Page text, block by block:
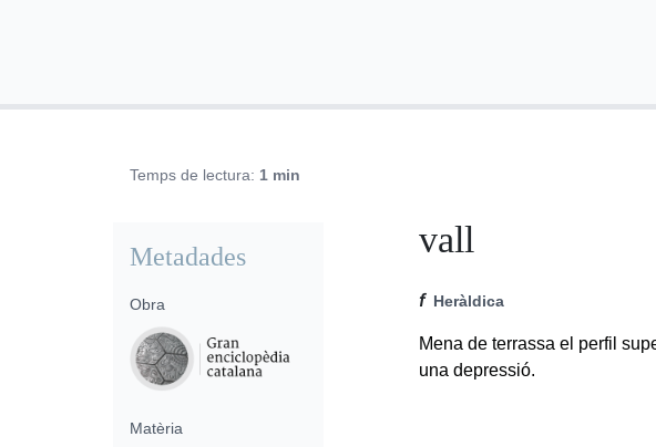
Temps de lectura: 1 min
vall
f Heràldica
Mena de terrassa el perfil
una depressió.
Metadades
Obra
Matèria